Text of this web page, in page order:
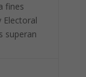
fines
Electoral
superan